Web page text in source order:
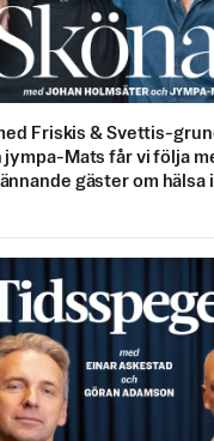
Friskis & Svettis-
jympa-Mats får vi följa
gäster om hälsa